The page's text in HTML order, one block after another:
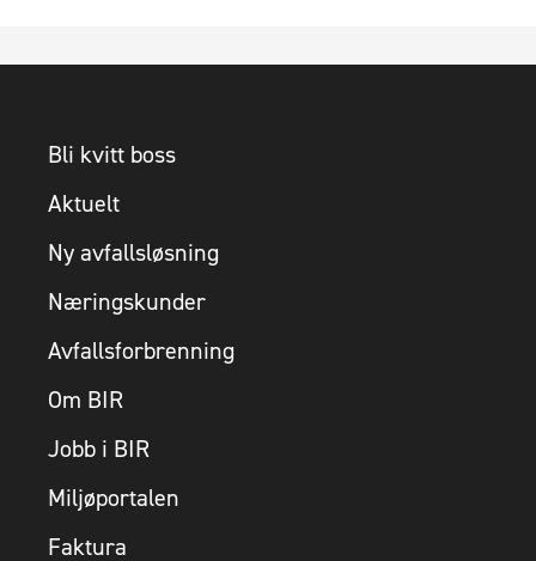
Bli kvitt boss
Aktuelt
Ny avfallsløsning
Næringskunder
Avfallsforbrenning
Om BIR
Jobb i BIR
Miljøportalen
Faktura